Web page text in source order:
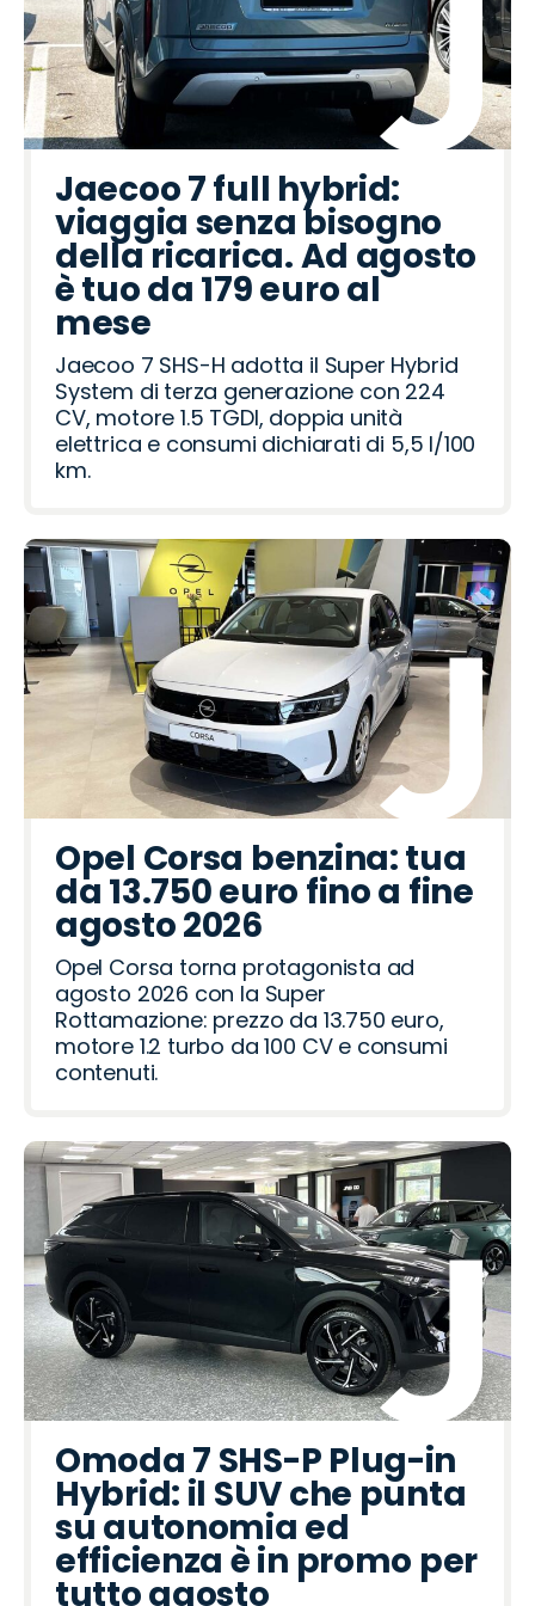
o
C
i
t
r
o
ë
n
o
C
u
p
r
a
o
M
a
z
d
a
o
L
a
n
d
R
o
v
e
r
o
J
a
e
c
o
o
o
P
e
u
g
e
o
t
o
F
i
a
t
o
L
a
n
c
i
a
o
S
e
a
t
o
A
b
a
r
t
h
o
H
y
u
n
d
a
i
o
J
e
e
p
o
A
l
f
a
R
o
m
e
o
o
O
p
e
l
o
O
m
o
d
a
Jaecoo 7 full hybrid:
viaggia senza bisogno
della ricarica. Ad agosto
è tuo da 179 euro al
mese
Jaecoo 7 SHS-H adotta il Super Hybrid
System di terza generazione con 224
CV, motore 1.5 TGDI, doppia unità
elettrica e consumi dichiarati di 5,5 l/100
km.
Opel Corsa benzina: tua
da 13.750 euro fino a fine
agosto 2026
Opel Corsa torna protagonista ad
agosto 2026 con la Super
Rottamazione: prezzo da 13.750 euro,
motore 1.2 turbo da 100 CV e consumi
contenuti.
Omoda 7 SHS-P Plug-in
Hybrid: il SUV che punta
su autonomia ed
efficienza è in promo per
tutto agosto